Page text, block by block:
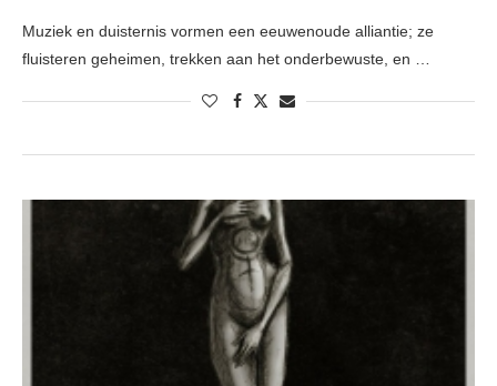
Muziek en duisternis vormen een eeuwenoude alliantie; ze
fluisteren geheimen, trekken aan het onderbewuste, en …